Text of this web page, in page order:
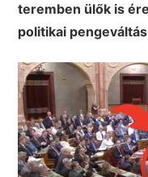
teremben ülők is
politikai